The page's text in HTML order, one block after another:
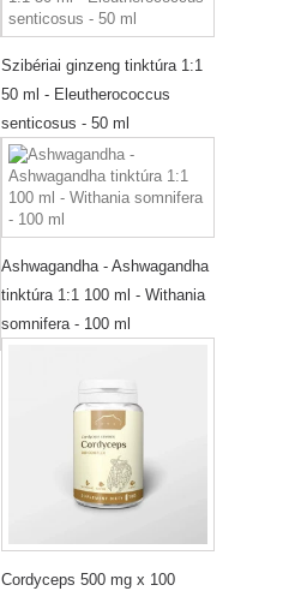
Szibériai ginzeng tinktúra 1:1
50 ml - Eleutherococcus
senticosus - 50 ml
Ashwagandha - Ashwagandha
tinktúra 1:1 100 ml - Withania
somnifera - 100 ml
Cordyceps 500 mg x 100